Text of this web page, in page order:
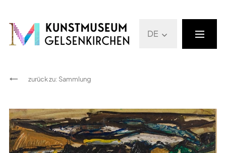
DE
zurück zu: Sammlung